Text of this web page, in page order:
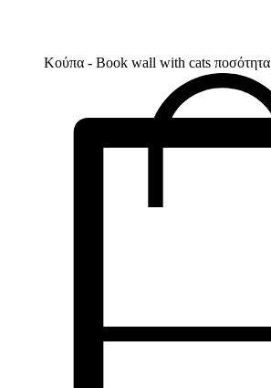
Κούπα - Book wall with cats ποσότητα